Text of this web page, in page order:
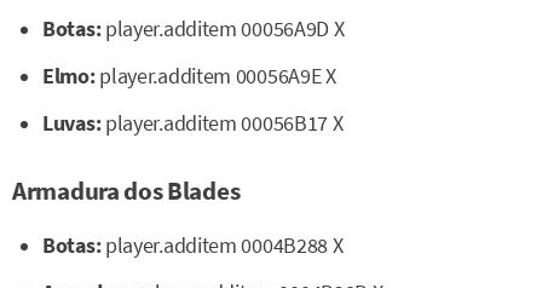
Botas:player.additem 00056A9D X
Elmo:player.additem 00056A9E X
Luvas:player.additem 00056B17 X
Armadura dos Blades
Botas:player.additem 0004B288 X